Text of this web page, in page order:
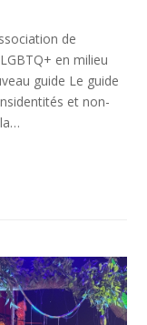
de
en milieu
guide Le guide
et non-